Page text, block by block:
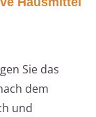
Sie das
dem
und